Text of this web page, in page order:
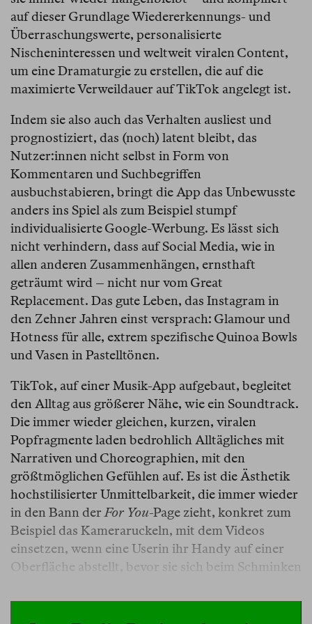
auf dieser Grundlage Wiedererkennungs- und
Überraschungswerte, personalisierte
Nischeninteressen und weltweit viralen Content,
um eine Dramaturgie zu erstellen, die auf die
maximierte Verweildauer auf TikTok angelegt ist.
Indem sie also auch das Verhalten ausliest und
prognostiziert, das (noch) latent bleibt, das
Nutzer:innen nicht selbst in Form von
Kommentaren und Suchbegriffen
ausbuchstabieren, bringt die App das Unbewusste
anders ins Spiel als zum Beispiel stumpf
individualisierte Google-Werbung. Es lässt sich
nicht verhindern, dass auf Social Media, wie in
allen anderen Zusammenhängen, ernsthaft
geträumt wird – nicht nur vom Great
Replacement. Das gute Leben, das Instagram in
den Zehner Jahren einst versprach: Glamour und
Hotness für alle, extrem spezifische Quinoa Bowls
und Vasen in Pastelltönen.
TikTok, auf einer Musik-App aufgebaut, begleitet
den Alltag aus größerer Nähe, wie ein Soundtrack.
Die immer wieder gleichen, kurzen, viralen
Popfragmente laden bedrohlich Alltägliches mit
Narrativen und Choreographien, mit den
größtmöglichen Gefühlen auf. Es ist die Ästhetik
hochstilisierter Unmittelbarkeit, die immer wieder
in den Bann derFor You-Page zieht, konkret zum
Beispiel das Kameraruckeln, mit dem Videos
einsetzen, wenn eine Userin ihr Handy auf einer
Oberfläche abstellt, bevor sie sich beim Schminken
erfolgreichsten Accounts, die ihre Videos längst